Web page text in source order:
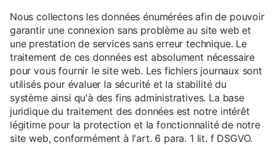
Nous collectons les données énumérées afin de pouvoir
garantir une connexion sans problème au site web et
une prestation de services sans erreur technique. Le
traitement de ces données est absolument nécessaire
pour vous fournir le site web. Les fichiers journaux sont
utilisés pour évaluer la sécurité et la stabilité du
système ainsi qu'à des fins administratives. La base
juridique du traitement des données est notre intérêt
légitime pour la protection et la fonctionnalité de notre
site web, conformément à l'art. 6 para. 1 lit. f DSGVO.